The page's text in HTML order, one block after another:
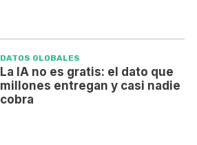
DATOS GLOBALES
La IA no es gratis: el dato que
millones entregan y casi nadie
cobra